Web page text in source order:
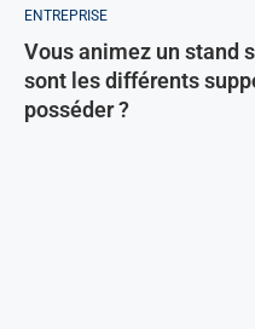
ENTREPRISE
Vous animez un stand
sont les différents
posséder ?